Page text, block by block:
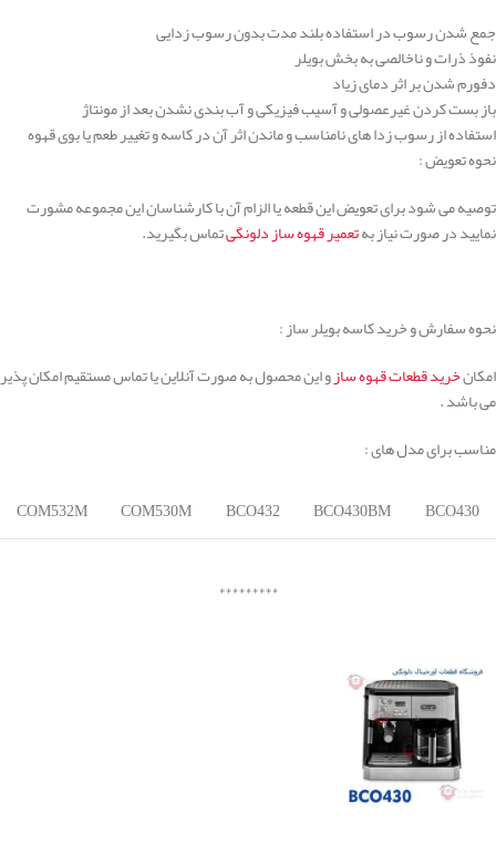
جمع شدن رسوب در استفاده بلند مدت بدون رسوب زدایی
نفوذ ذرات و ناخالصی به بخش بویلر
دفورم شدن بر اثر دمای زیاد
باز بست کردن غیرعصولی و آسیب فیزیکی و آب بندی نشدن بعد از مونتاژ
استفاده از رسوب زدا های نامناسب و ماندن اثر آن در کاسه و تغییر طعم یا بوی قهوه
نحوه تعویض :
توصیه می شود برای تعویض این قطعه یا الزام آن با کارشناسان این مجموعه مشورت
نمایید در صورت نیاز بهتعمیر قهوه ساز دلونگیتماس بگیرید.
نحوه سفارش و خرید کاسه بویلر ساز :
امکانخرید قطعات قهوه سازو این محصول به صورت آنلاین یا تماس مستقیم امکان پذیر
می باشد .
مناسب برای مدل های :
BCO430
BCO430BM
BCO432
COM530M
COM532M
*********